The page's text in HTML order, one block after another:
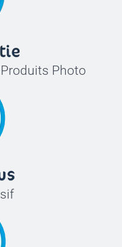
Photo